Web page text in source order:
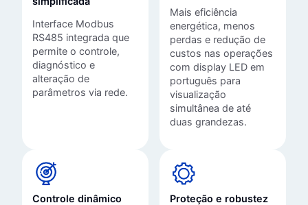
Interface Modbus
RS485 integrada que
permite o controle,
diagnóstico e
alteração de
parâmetros via rede.
Mais eficiência
energética, menos
perdas e redução de
custos nas operações
com display LED em
português para
visualização
simultânea de até
duas grandezas.
Controle dinâmico
Proteção e robustez